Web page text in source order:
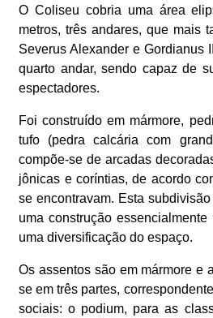
O Coliseu cobria uma área
metros, três andares, que mais
Severus Alexander e Gordianus
quarto andar, sendo capaz de
espectadores.
Foi construído em mármore,
tufo (pedra calcária com
compõe-se de arcadas
jônicas e coríntias, de acordo
se encontravam. Esta
uma construção
uma diversificação do espaço.
Os assentos são em mármore e
se em três partes,
sociais: o podium, para as